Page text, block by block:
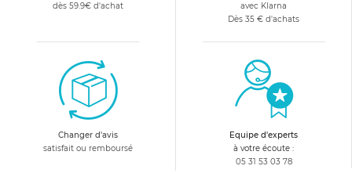
dès 59.9€ d'achat
avec Klarna
Dès 35 € d'achats
Changer d'avis
satisfait ou remboursé
Equipe d'experts
à votre écoute :
05 31 53 03 78